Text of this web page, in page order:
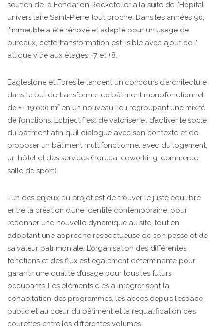
soutien de la Fondation Rockefeller à la suite de l’Hôpital
universitaire Saint-Pierre tout proche. Dans les années 90,
l’immeuble a été rénové et adapté pour un usage de
bureaux, cette transformation est lisible avec ajout de l’
attique vitré aux étages +7 et +8.
Eaglestone et Foresite lancent un concours d’architecture
dans le but de transformer ce bâtiment monofonctionnel
de +- 19.000 m² en un nouveau lieu regroupant une mixité
de fonctions. L’objectif est de valoriser et d’activer le socle
du bâtiment afin qu’il dialogue avec son contexte et de
proposer un bâtiment multifonctionnel avec du logement,
un hôtel et des services (horeca, coworking, commerce,
salle de sport).
L’un des enjeux du projet est de trouver le juste équilibre
entre la création d’une identité contemporaine, pour
redonner une nouvelle dynamique au site, tout en
adoptant une approche respectueuse de son passé et de
sa valeur patrimoniale. L’organisation des différentes
fonctions et des flux est également déterminante pour
garantir une qualité d’usage pour tous les futurs
occupants. Les éléments clés à intégrer sont la
cohabitation des programmes, les accès depuis l’espace
public et au cœur du bâtiment et la requalification des
courettes entre les différentes volumes.